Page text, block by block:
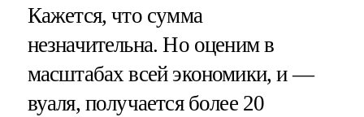
Кажется, что сумма
незначительна. Но оценим в
масштабах всей экономики, и —
вуаля, получается более 20